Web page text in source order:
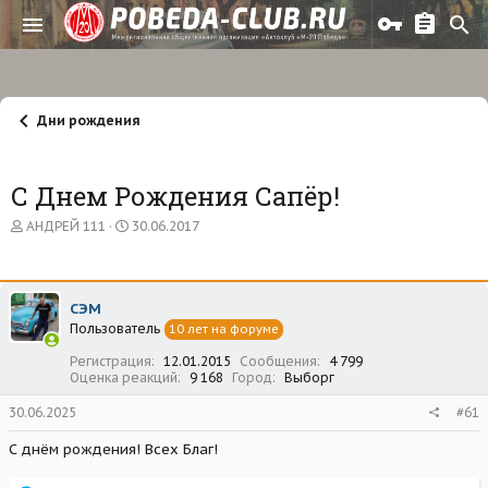
Дни рождения
С Днем Рождения Сапёр!
А
о
р
т
е
АНДРЕЙ 111
Д
а
ч
л
а
30.06.2017
СЭМ
Пользователь 10 лет на форуме
Регистрация 12.01.2015 Сообщения
4 799
Оценка реакций
9 168 Город Выборг
30.06.2025 #61
С днём рождения! Всех Благ!